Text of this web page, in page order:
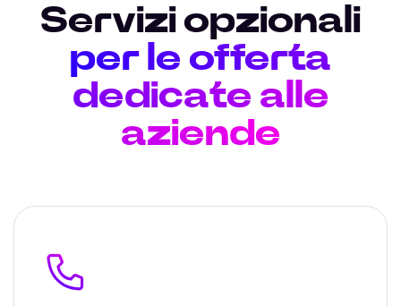
Servizi opzionali
per le offerta
dedicate alle
aziende